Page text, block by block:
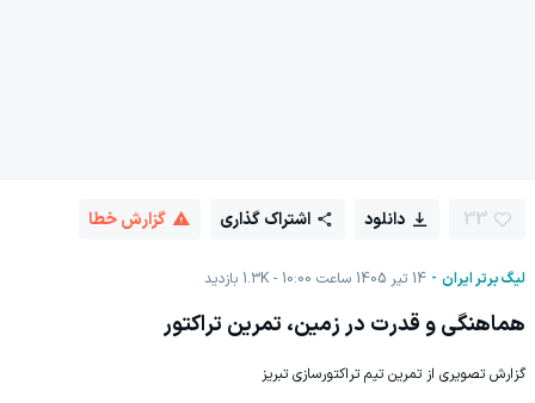
لیگ برتر ایران 14 تیر 1405 ساعت 10:00 1.3K بازدید
33 دانلود اشتراک گذاری گزارش خطا
هماهنگی و قدرت در زمین، تمرین تراکتور
گزارش تصویری از تمرین تیم تراکتورسازی تبریز